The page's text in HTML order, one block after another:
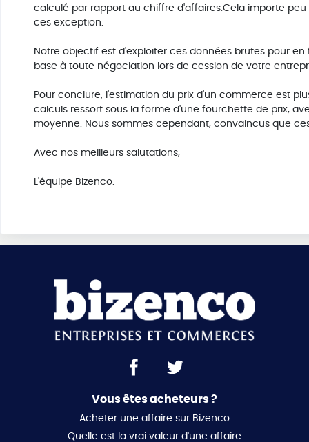
calculé par rapport au chiffre d'affaires.Cela importe
ces exception.
Notre objectif est d'exploiter ces données brutes pour
base à toute négociation lors de cession de votre
Pour conclure, l'estimation du prix d'un commerce est
calculs ressort sous la forme d'une fourchette de prix,
moyenne. Nous sommes cependant, convaincus que
Avec nos meilleurs salutations,
L'équipe Bizenco.
Vous êtes acheteurs ?
Acheter une affaire sur Bizenco
Quelle est la vrai valeur d'une affaire